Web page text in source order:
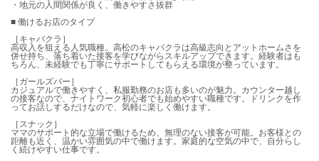
・地元の人間関係が良く、働きやすさ抜群
■ 働けるお店のタイプ
［キャバクラ］
高収入を狙える人気職種。高松のキャバクラは高級志向とアットホームさを
併せ持ち、落ち着いた接客を学びながらスキルアップできます。経験者はも
ちろん、未経験でも丁寧にサポートしてもらえる環境が整っています。
［ガールズバー］
カジュアルで働きやすく、私服勤務のお店も多いのが魅力。カウンター越し
の接客なので、ナイトワーク初心者でも始めやすい職種です。ドリンクを作
ってお話しするだけなので、気軽に楽しく働けます。
［スナック］
ママのサポート的な立場で働けるため、無理のない接客が可能。お客様との
距離も近く、温かい雰囲気の中で働けます。家庭的な空気の中で、自分らし
く続けやすい仕事です。